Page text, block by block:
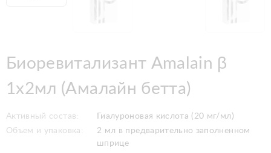
Биоревитализант Amalain β
1x2мл (Амалайн бетта)
Активный состав:
Гиалуроновая кислота (20 мг/мл)
Объем и упаковка:
2 мл в предварительно заполненном
шприце